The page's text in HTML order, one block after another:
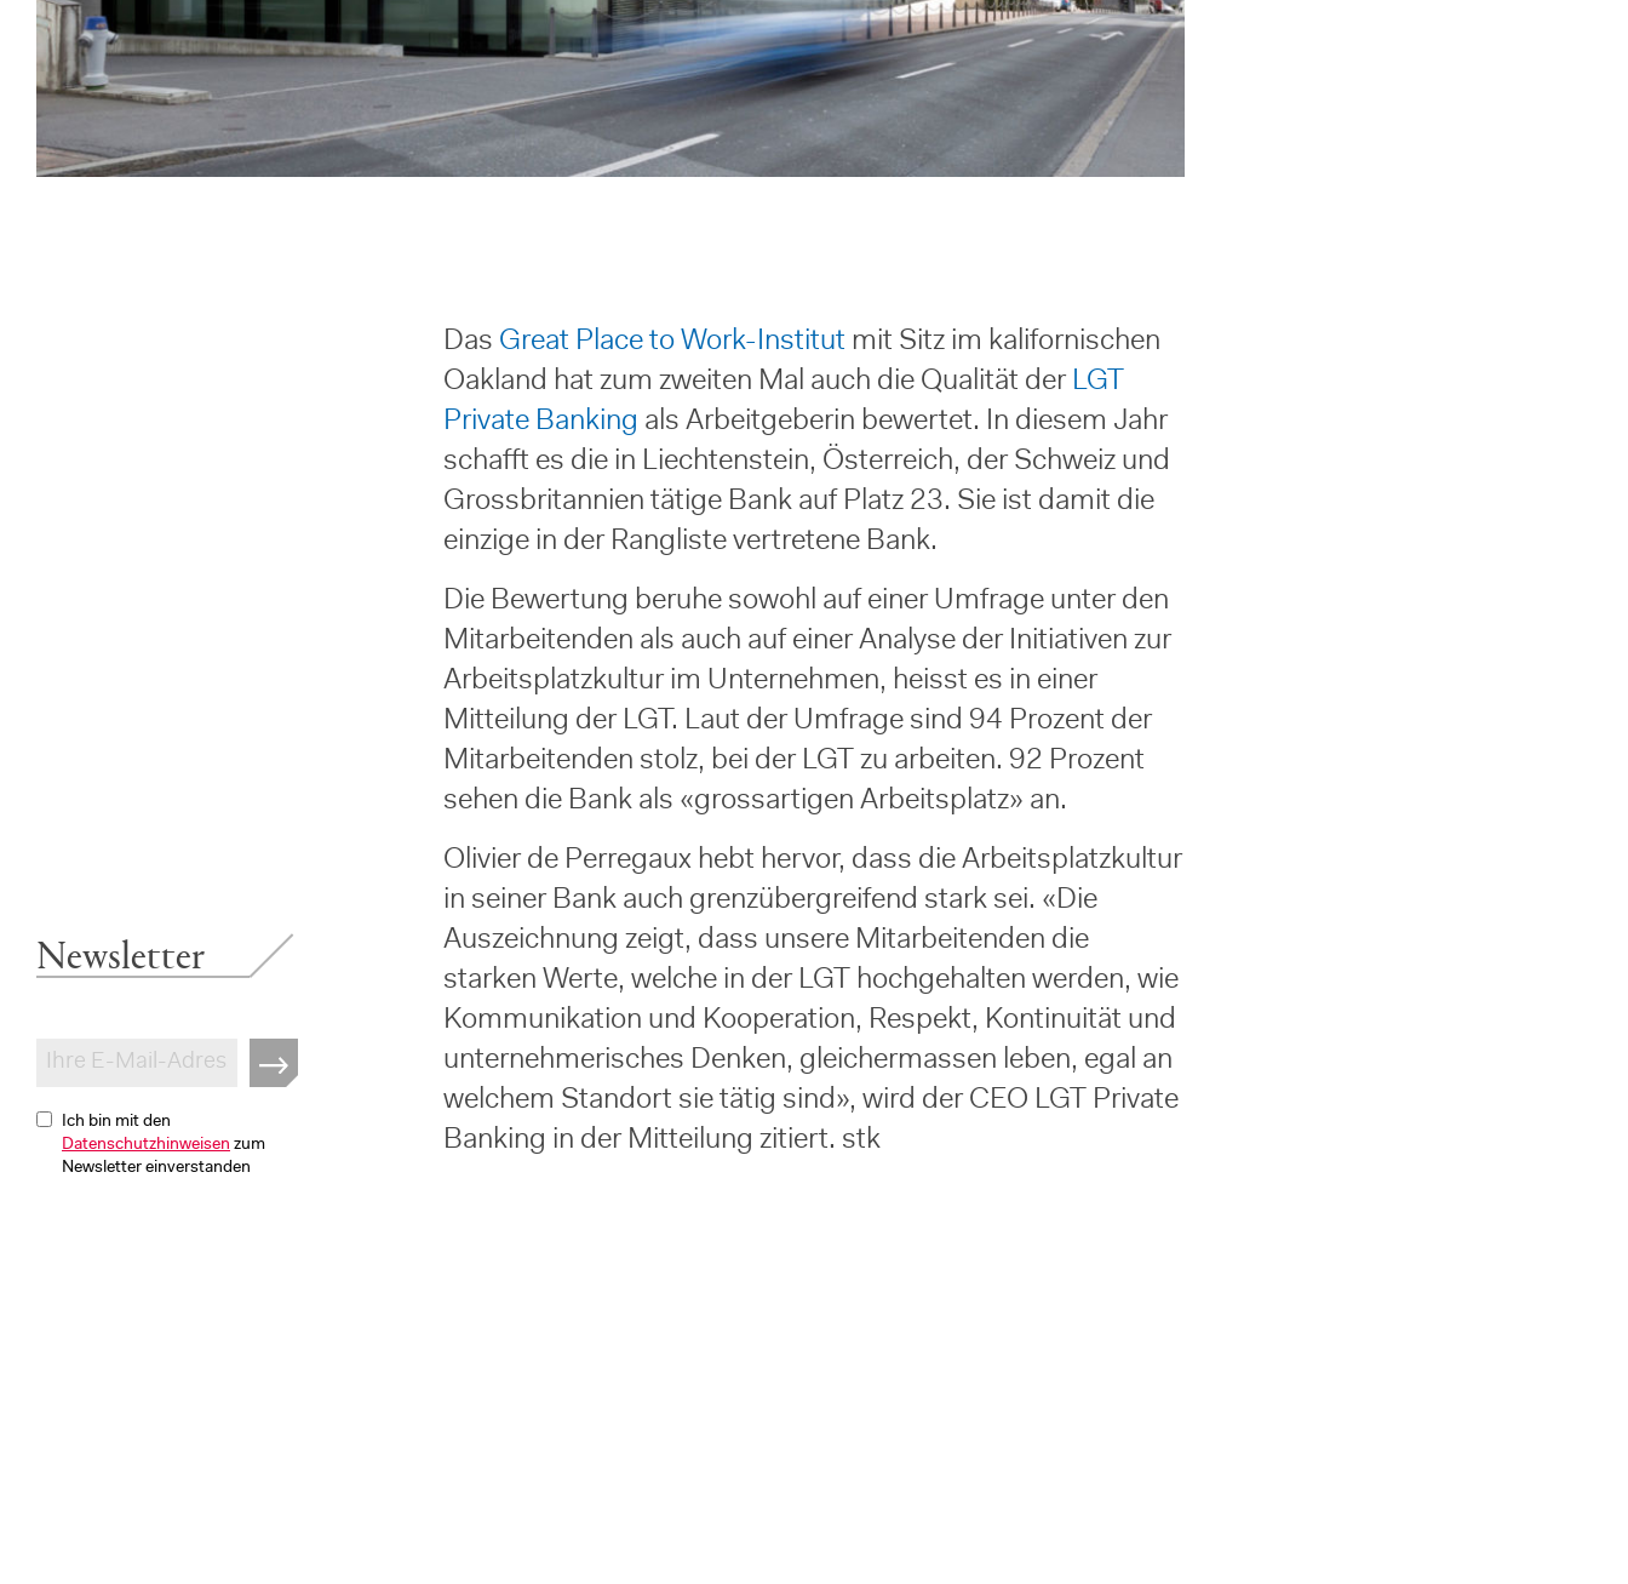
Newsletter
Ich bin mit den
Datenschutzhinweisen zum
Newsletter einverstanden
Das Great Place to Work-Institut mit Sitz im kalifornischen
Oakland hat zum zweiten Mal auch die Qualität derLGT
Private Banking als Arbeitgeberin bewertet. In diesem Jahr
schafft es die in Liechtenstein, Österreich, der Schweiz und
Grossbritannien tätige Bank auf Platz 23. Sie ist damit die
einzige in der Rangliste vertretene Bank.
Die Bewertung beruhe sowohl auf einer Umfrage unter den
Mitarbeitenden als auch auf einer Analyse der Initiativen zur
Arbeitsplatzkultur im Unternehmen, heisst es in einer
Mitteilung der LGT. Laut der Umfrage sind 94 Prozent der
Mitarbeitenden stolz, bei der LGT zu arbeiten. 92 Prozent
sehen die Bank als «grossartigen Arbeitsplatz» an.
Olivier de Perregaux hebt hervor, dass die Arbeitsplatzkultur
in seiner Bank auch grenzübergreifend stark sei. «Die
Auszeichnung zeigt, dass unsere Mitarbeitenden die
starken Werte, welche in der LGT hochgehalten werden, wie
Kommunikation und Kooperation, Respekt, Kontinuität und
unternehmerisches Denken, gleichermassen leben, egal an
welchem Standort sie tätig sind», wird der CEO LGT Private
Banking in der Mitteilung zitiert. stk